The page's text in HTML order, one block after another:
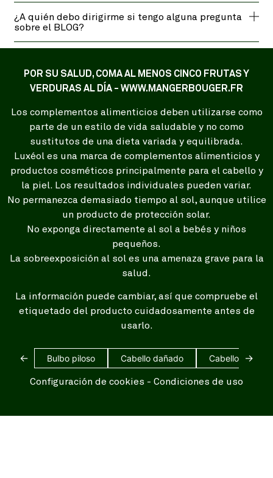
¿A quién debo dirigirme si tengo alguna pregunta
sobre el BLOG?
POR SU SALUD, COMA AL MENOS CINCO FRUTAS Y
VERDURAS AL DÍA - WWW.MANGERBOUGER.FR
Los complementos alimenticios deben utilizarse como
parte de un estilo de vida saludable y no como
sustitutos de una dieta variada y equilibrada.
Luxéol es una marca de complementos alimenticios y
productos cosméticos principalmente para el cabello y
la piel. Los resultados individuales pueden variar.
No permanezca demasiado tiempo al sol, aunque utilice
un producto de protección solar.
No exponga directamente al sol a bebés y niños
pequeños.
La sobreexposición al sol es una amenaza grave para la
salud.
La información puede cambiar, así que compruebe el
etiquetado del producto cuidadosamente antes de
usarlo.
← Bulbo piloso Cabello dañado Cabello blanco
→
Configuración de cookies - Condiciones de uso